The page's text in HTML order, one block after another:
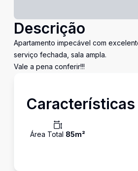
Descrição
Apartamento impecável com
serviço fechada, sala ampla.
Vale a pena conferir!!!
Características
Área Total 85m²